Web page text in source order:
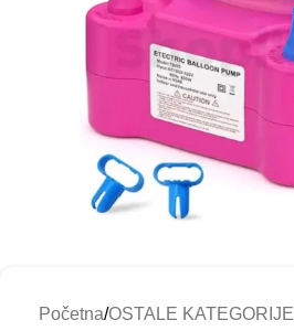
Početna/OSTALE KATEGORIJE